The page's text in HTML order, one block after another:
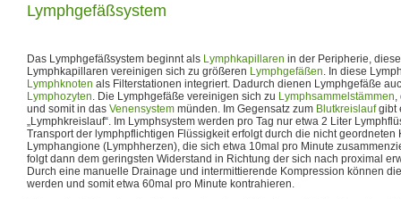
Lymphgefäßsystem
Das Lymphgefäßsystem beginnt als Lymphkapillaren in der Peripherie,
Lymphkapillaren vereinigen sich zu größeren Lymphgefäßen. In diese
Lymphknoten als Filterstationen integriert. Dadurch dienen Lymphgefäße
Lymphozyten. Die Lymphgefäße vereinigen sich zu Lymphsammelstämmen,
und somit in das Venensystem münden. Im Gegensatz zum Blutkreislaufgibt
„Lymphkreislauf“. Im Lymphsystem werden pro Tag nur etwa 2 Liter
Transport der lymphpflichtigen Flüssigkeit erfolgt durch die nicht
Lymphangione (Lymphherzen), die sich etwa 10mal pro Minute
folgt dann dem geringsten Widerstand in Richtung der sich nach proximal
Durch eine manuelle Drainage und intermittierende Kompression können
werden und somit etwa 60mal pro Minute kontrahieren.